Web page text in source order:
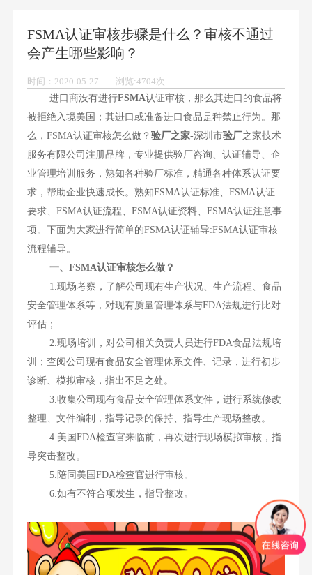
FSMA认证审核步骤是什么？审核不通过
会产生哪些影响？
时间：2020-05-27 浏览:4704次
进口商没有进行FSMA认证审核，那么其进口的食品将
被拒绝入境美国；其进口或准备进口食品是种禁止行为。那
么，FSMA认证审核怎么做？验厂之家-深圳市验厂之家技术
服务有限公司注册品牌，专业提供验厂咨询、认证辅导、企
业管理培训服务，熟知各种验厂标准，精通各种体系认证要
求，帮助企业快速成长。熟知FSMA认证标准、FSMA认证
要求、FSMA认证流程、FSMA认证资料、FSMA认证注意事
项。下面为大家进行简单的FSMA认证辅导:FSMA认证审核
流程辅导。
一、FSMA认证审核怎么做？
1.现场考察，了解公司现有生产状况、生产流程、食品
安全管理体系等，对现有质量管理体系与FDA法规进行比对
评估；
2.现场培训，对公司相关负责人员进行FDA食品法规培
训；查阅公司现有食品安全管理体系文件、记录，进行初步
诊断、模拟审核，指出不足之处。
3.收集公司现有食品安全管理体系文件，进行系统修改
整理、文件编制，指导记录的保持、指导生产现场整改。
4.美国FDA检查官来临前，再次进行现场模拟审核，指
导突击整改。
5.陪同美国FDA检查官进行审核。
6.如有不符合项发生，指导整改。